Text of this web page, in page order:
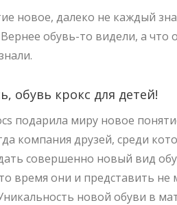
новое, далеко не каждый
обувь-то видели, а
обувь крокс для детей!
подарила миру новое
компания друзей, среди
совершенно новый вид
время они и представить не
новой обуви в